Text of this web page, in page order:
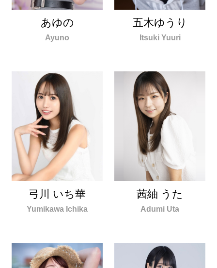
あゆの
Ayuno
五木ゆうり
Itsuki Yuuri
弓川 いち華
Yumikawa Ichika
茜紬 うた
Adumi Uta